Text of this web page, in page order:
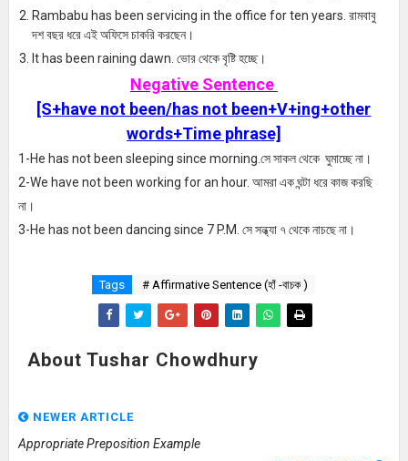
Rambabu has been servicing in the office for ten years. রামবাবু
দশ বছর ধরে এই অফিসে চাকরি করছেন।
It has been raining dawn. ভোর থেকে বৃষ্টি হচ্ছে।
Negative Sentence
[S+have not been/has not been+V+ing+other
words+Time phrase]
1-He has not been sleeping since morning.সে সাকল থেকে ঘুমাচ্ছে না।
2-We have not been working for an hour. আমরা এক ঘন্টা ধরে কাজ করছি
না।
3-He has not been dancing since 7 P.M. সে সন্ধ্যা ৭ থেকে নাচছে না।
Tags # Affirmative Sentence (হাঁ -বাচক )
About Tushar Chowdhury
NEWER ARTICLE
Appropriate Preposition Example